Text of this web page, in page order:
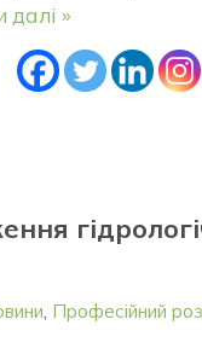
далі »
Професійний